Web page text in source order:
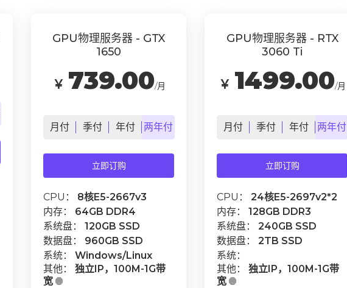
GPU物理服务器 - GTX
1650
￥ 739.00/月
月 付 季付 年付 两年付
立即订购
CPU： 8核E5-2667v3
内存： 64GB DDR4
系统盘： 120GB SSD
数据盘： 960GB SSD
系统： Windows/Linux
其他： 独立IP，100M-1G带
宽 
GPU物理服务器 - RTX
3060 Ti
￥ 1499.00/月
月 付 季付 年付 两年付
立即订购
CPU： 24核E5-2697v2*2
内存： 128GB DDR3
系统盘： 240GB SSD
数据盘： 2TB SSD
系统：
其他： 独立IP，100M-1G带
宽 